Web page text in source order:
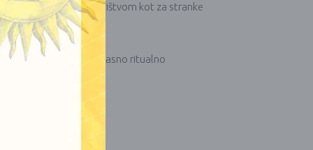
nad čarovništvom kot za stranke
energijo in brezčasno ritualno